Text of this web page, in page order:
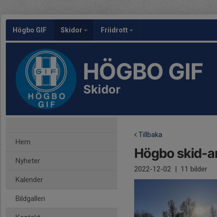
Högbo GIF Skidor Friidrott
HÖGBO GIF
Skidor
Hem
Nyheter
Kalender
Bildgalleri
Tillbaka
Högbo skid-
2022-12-02 | 11 bilder